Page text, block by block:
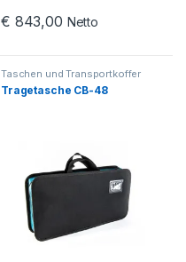
€ 843,00 Netto
Taschen und Transportkoffer
Tragetasche CB-48